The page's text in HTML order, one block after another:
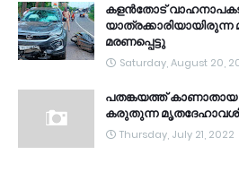
കളൻതോട്
യാത്രക്കാരിയായിരുന്ന
മരണപ്പെട്ടു
Saturday, August 20,
പതങ്കയത്ത് കാണാതായ
കരുതുന്ന
Thursday, July 21, 2022